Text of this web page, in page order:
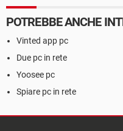
POTREBBE ANCHE
Vinted app pc
Due pc in rete
Yoosee pc
Spiare pc in rete